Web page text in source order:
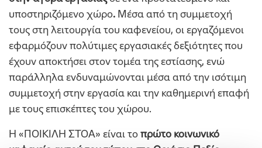
υποστηριζόμενο χώρο. Μέσα από τη συμμετοχή
τους στη λειτουργία του καφενείου, οι εργαζόμενοι
εφαρμόζουν πολύτιμες εργασιακές δεξιότητες που
έχουν αποκτήσει στον τομέα της εστίασης, ενώ
παράλληλα ενδυναμώνονται μέσα από την ισότιμη
συμμετοχή στην εργασία και την καθημερινή επαφή
με τους επισκέπτες του χώρου.
Η «ΠΟΙΚΙΛΗ ΣΤΟΑ» είναι τοπρώτο κοινωνικό